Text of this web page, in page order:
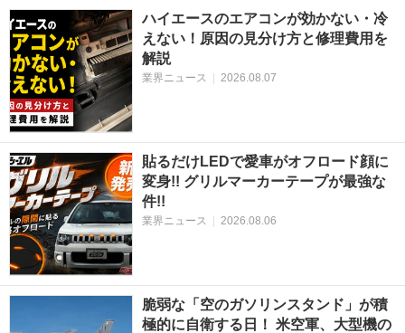
ハイエースのエアコンが効かない・冷
えない！原因の見分け方と修理費用を
解説
業界ニュース | 2026.08.07
貼るだけLEDで愛車がオフロード顔に
変身!! グリルマーカーテープが最強な
件!!
業界ニュース | 2026.08.06
脆弱な「空のガソリンスタンド」が積
極的に自衛する日！ 米空軍、大型機の